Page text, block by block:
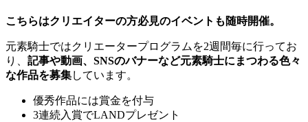
こちらはクリエイターの方必見のイベントも随時開催。
元素騎士ではクリエータープログラムを2週間毎に行ってお
り、 記事や動画、SNSのバナーなど元素騎士にまつわる色々
な作品を募集しています。
優秀作品には賞金を付与
3連続入賞でLANDプレゼント